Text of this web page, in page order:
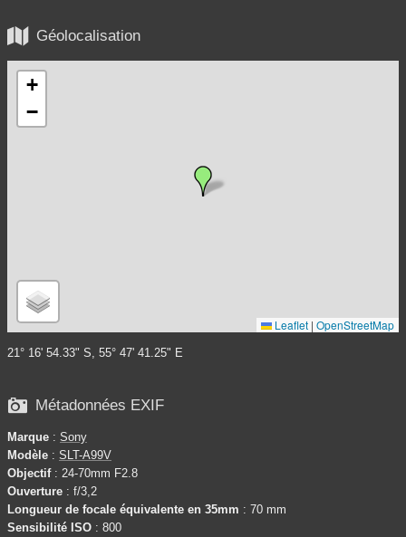
 Géolocalisation
+
−
Leaflet | OpenStreetMap
21° 16' 54.33" S, 55° 47' 41.25" E
 Métadonnées EXIF
Marque : Sony
Modèle : SLT-A99V
Objectif: 24-70mm F2.8
Ouverture : f/3,2
Longueur de focale équivalente en 35mm : 70 mm
Sensibilité ISO : 800